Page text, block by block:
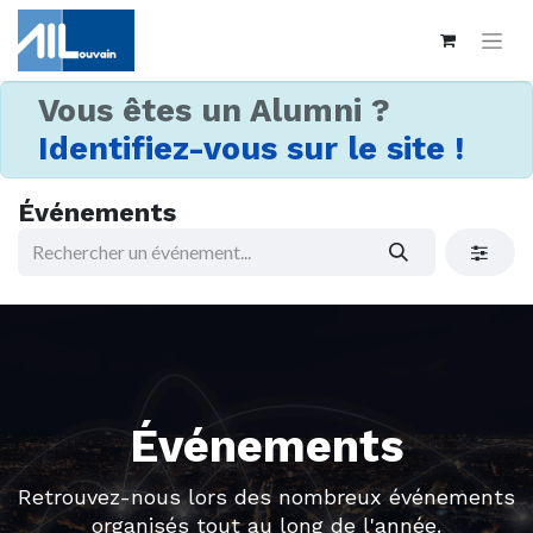
Vous êtes un Alumni ?
Identifiez-vous sur le site !
Événements
Événements
Retrouvez-nous lors des nombreux événements
organisés tout au long de l'année.